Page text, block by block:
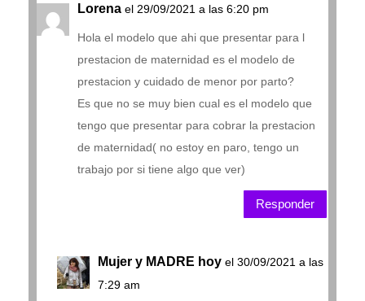
Lorena el 29/09/2021 a las 6:20 pm
Hola el modelo que ahi que presentar para l
prestacion de maternidad es el modelo de
prestacion y cuidado de menor por parto?
Es que no se muy bien cual es el modelo que
tengo que presentar para cobrar la prestacion
de maternidad( no estoy en paro, tengo un
trabajo por si tiene algo que ver)
Responder
Mujer y MADRE hoy el 30/09/2021 a las
7:29 am